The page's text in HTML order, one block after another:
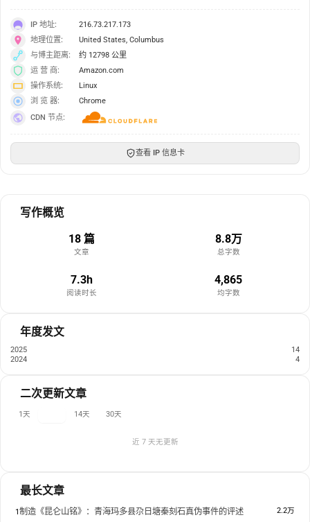
IP 地址:
216.73.217.173
地理位置:
United States, Columbus
与博主距离:
约 12798 公里
运 营 商:
Amazon.com
操作系统:
Linux
浏 览 器:
Chrome
CDN 节点:
查看 IP 信息卡
写作概览
18 篇
文章
8.8万
总字数
7.3h
阅读时长
4,865
均字数
年度发文
2025
14
2024
4
二次更新文章
1天 14天 30天
近 7 天无更新
最长文章
1制造《昆仑山铭》：青海玛多县尕日塘秦刻石真伪事件的评述 2.2万